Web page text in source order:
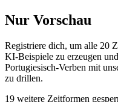
Nur Vorschau
Registriere dich, um alle 20
KI-Beispiele zu erzeugen
Portugiesisch-Verben mit
zu drillen.
19 weitere Zeitformen